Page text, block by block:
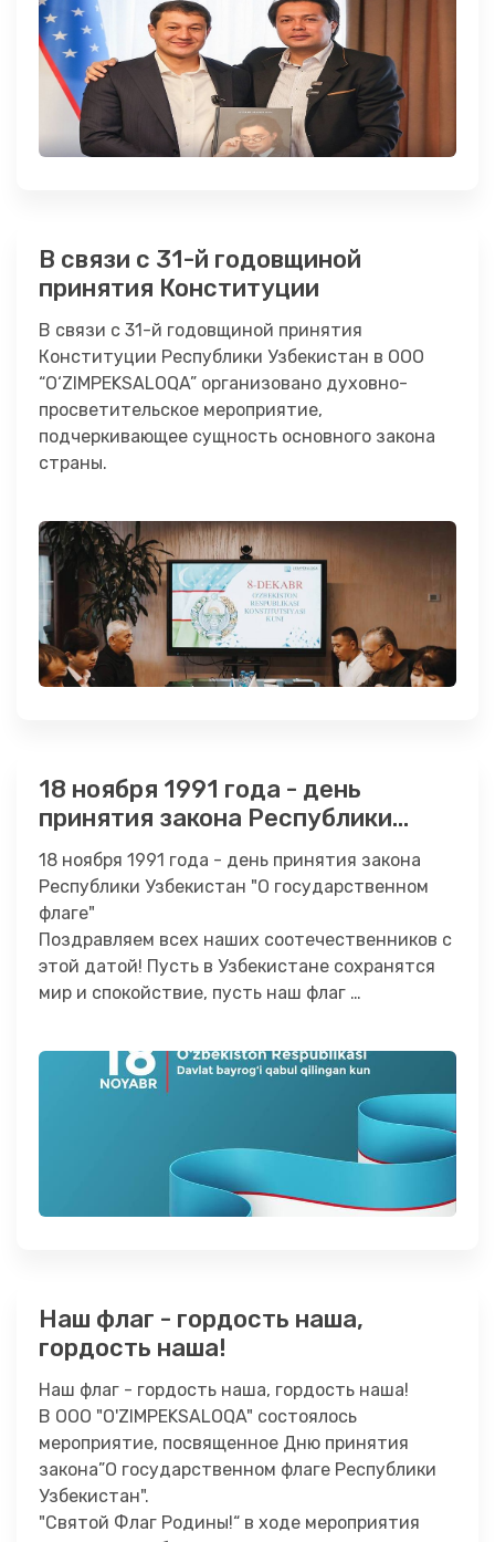
В связи с 31-й годовщиной
принятия Конституции
В связи с 31-й годовщиной принятия
Конституции Республики Узбекистан в ООО
“O‘ZIMPEKSALOQA” организовано духовно-
просветительское мероприятие,
подчеркивающее сущность основного закона
страны.
18 ноября 1991 года - день
принятия закона Республики
Узбекистан "О государственном
флаге"
18 ноября 1991 года - день принятия закона
Республики Узбекистан "О государственном
флаге"
Поздравляем всех наших соотечественников с
этой датой! Пусть в Узбекистане сохранятся
мир и спокойствие, пусть наш флаг …
Наш флаг - гордость наша,
гордость наша!
Наш флаг - гордость наша, гордость наша!
В ООО "O'ZIMPEKSALOQA" состоялось
мероприятие, посвященное Дню принятия
закона”О государственном флаге Республики
Узбекистан".
"Святой Флаг Родины!“ в ходе мероприятия